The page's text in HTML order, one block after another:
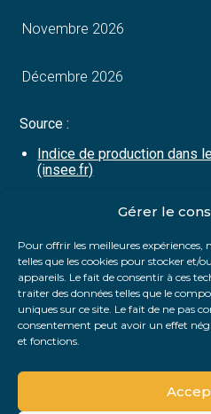
Gérer le
Pour offrir les meilleures expériences,
telles que les cookies pour stocker et/
appareils. Le fait de consentir à ces
traiter des données telles que le
uniques sur ce site. Le fait de ne pas
consentement peut avoir un effet
et fonctions.
Novembre 2026
Décembre 2026
Source :
Indice de production dans
(insee.fr)
FaceBook
TwitterLinkedIn